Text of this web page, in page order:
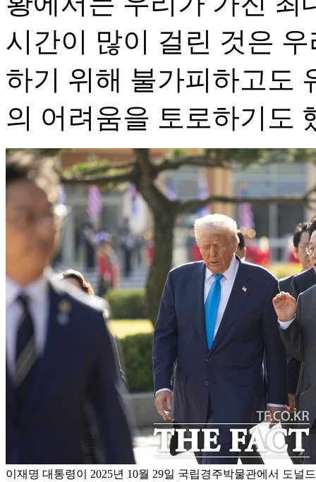
시간이 많이 걸린 것은
하기 위해 불가피하고도
의 어려움을 토로하기도
이재명 대통령이 2025년 10월 29일 국립경주박물관에서 도널